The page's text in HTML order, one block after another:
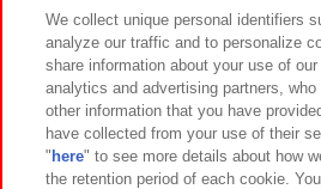
イベント・キャンペーン
関連会社 サステナビリティ
We collect unique personal identifiers
analyze our traffic and to personalize
share information about your use of
analytics and advertising partners,
other information that you have
have collected from your use of their
" here" to see more details about how
the retention period of each cookie.